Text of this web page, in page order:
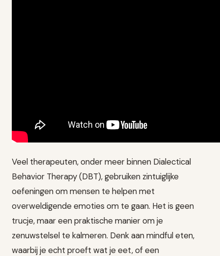
Veel therapeuten, onder meer binnen Dialectical
Behavior Therapy (DBT), gebruiken zintuiglijke
oefeningen om mensen te helpen met
overweldigende emoties om te gaan. Het is geen
trucje, maar een praktische manier om je
zenuwstelsel te kalmeren. Denk aan mindful eten,
waarbij je echt proeft wat je eet, of een